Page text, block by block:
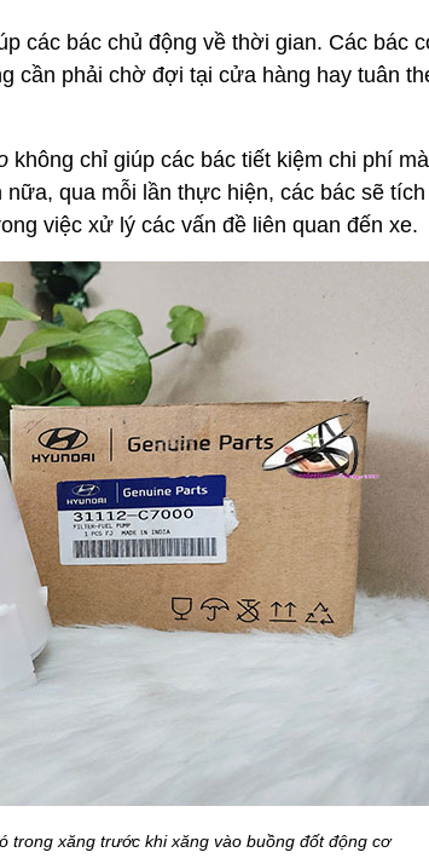
các bác chủ động về thời gian. Các bác
cần phải chờ đợi tại cửa hàng hay tuân
không chỉ giúp các bác tiết kiệm chi phí
qua mỗi lần thực hiện, các bác sẽ
việc xử lý các vấn đề liên quan đến xe.
trong xăng trước khi xăng vào buồng đốt động cơ